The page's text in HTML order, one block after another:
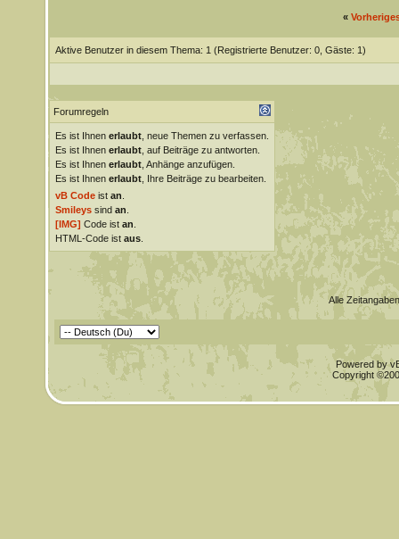
«
Aktive Benutzer in diesem Thema: 1 (Registrierte Benutzer: 0, Gäste: 1)
Forumregeln
Es ist Ihnen erlaubt, neue Themen zu verfassen.
Es ist Ihnen erlaubt, auf Beiträge zu antworten.
Es ist Ihnen erlaubt, Anhänge anzufügen.
Es ist Ihnen erlaubt, Ihre Beiträge zu bearbeiten.
vB Codeist an
Smileyssind an
[IMG] Code ist an
HTML-Code ist aus.
Alle
Powered by
Copyright